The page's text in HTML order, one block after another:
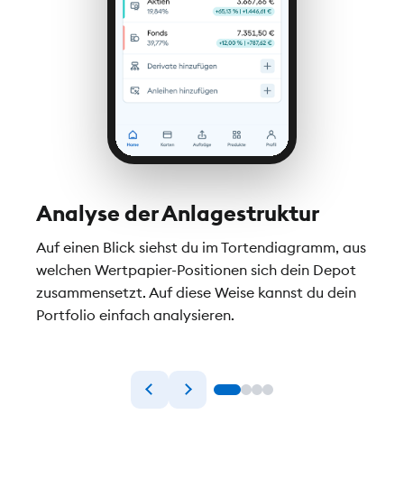
Analyse der Anlagestruktur
Auf einen Blick siehst du im Tortendiagramm, aus
welchen Wertpapier-Positionen sich dein Depot
zusammensetzt. Auf diese Weise kannst du dein
Portfolio einfach analysieren.